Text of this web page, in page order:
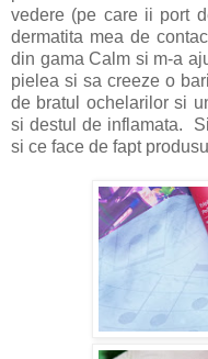
vedere (pe care ii port
dermatita mea de
din gama Calm si m-a
pielea si sa creeze o
de bratul ochelarilor si
si destul de inflamata.
si ce face de fapt